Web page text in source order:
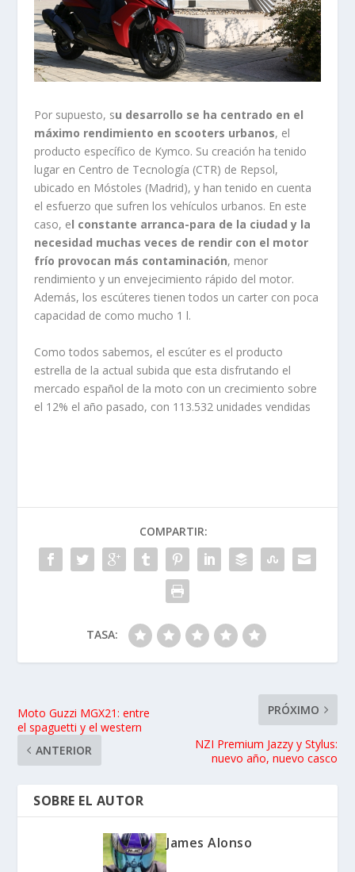
Por supuesto, su desarrollo se ha centrado en el
máximo rendimiento en scooters urbanos, el
producto específico de Kymco. Su creación ha tenido
lugar en Centro de Tecnología (CTR) de Repsol,
ubicado en Móstoles (Madrid), y han tenido en cuenta
el esfuerzo que sufren los vehículos urbanos. En este
caso, el constante arranca-para de la ciudad y la
necesidad muchas veces de rendir con el motor
frío provocan más contaminación, menor
rendimiento y un envejecimiento rápido del motor.
Además, los escúteres tienen todos un carter con poca
capacidad de como mucho 1 l.
Como todos sabemos, el escúter es el producto
estrella de la actual subida que esta disfrutando el
mercado español de la moto con un crecimiento sobre
el 12% el año pasado, con 113.532 unidades vendidas
COMPARTIR:
TASA:
Moto Guzzi MGX21: entre
el spaguetti y el western
ANTERIOR
PRÓXIMO
NZI Premium Jazzy y Stylus:
nuevo año, nuevo casco
SOBRE EL AUTOR
James Alonso